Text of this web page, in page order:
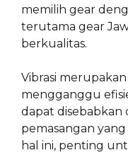
memilih gear
terutama gear
berkualitas.
Vibrasi
mengganggu
dapat disebabkan
pemasangan
hal ini, penting